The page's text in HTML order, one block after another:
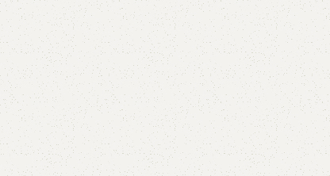
AVX
CC